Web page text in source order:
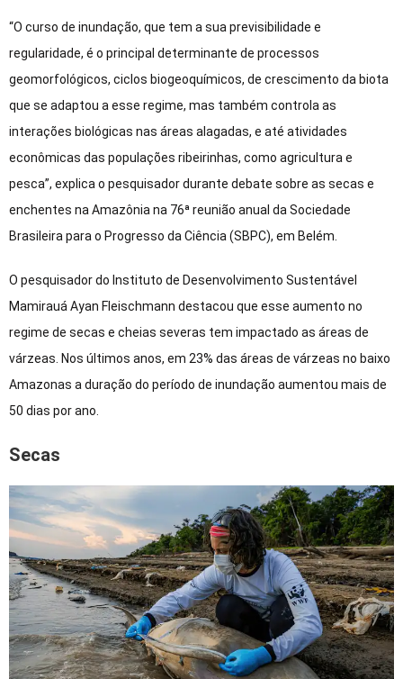
“O curso de inundação, que tem a sua previsibilidade e
regularidade, é o principal determinante de processos
geomorfológicos, ciclos biogeoquímicos, de crescimento da biota
que se adaptou a esse regime, mas também controla as
interações biológicas nas áreas alagadas, e até atividades
econômicas das populações ribeirinhas, como agricultura e
pesca”, explica o pesquisador durante debate sobre as secas e
enchentes na Amazônia na 76ª reunião anual da Sociedade
Brasileira para o Progresso da Ciência (SBPC), em Belém.
O pesquisador do Instituto de Desenvolvimento Sustentável
Mamirauá Ayan Fleischmann destacou que esse aumento no
regime de secas e cheias severas tem impactado as áreas de
várzeas. Nos últimos anos, em 23% das áreas de várzeas no baixo
Amazonas a duração do período de inundação aumentou mais de
50 dias por ano.
Secas